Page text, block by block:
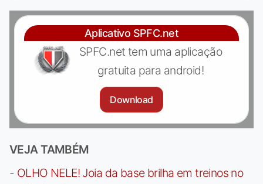
Aplicativo SPFC.net
SPFC.net tem uma aplicação
gratuita para android!
Download
VEJA TAMBÉM
- OLHO NELE! Joia da base brilha em treinos no